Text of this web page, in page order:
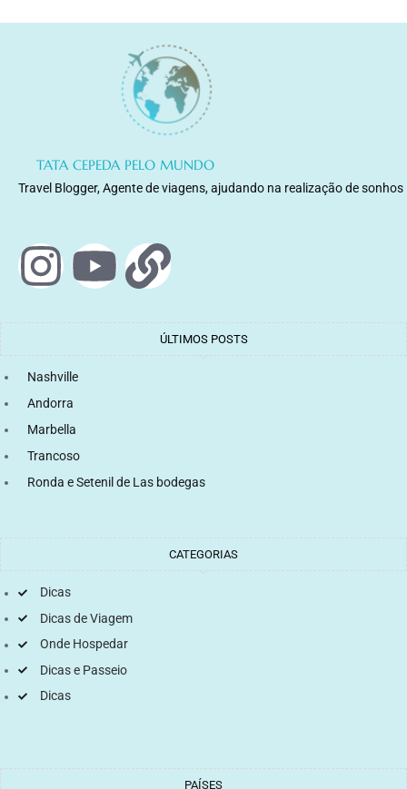
TATA CEPEDA PELO MUNDO
Travel Blogger, Agente de viagens, ajudando na realização de sonhos
ÚLTIMOS POSTS
Nashville
Andorra
Marbella
Trancoso
Ronda e Setenil de Las bodegas
CATEGORIAS
Dicas
Dicas de Viagem
Onde Hospedar
Dicas e Passeio
Dicas
PAÍSES